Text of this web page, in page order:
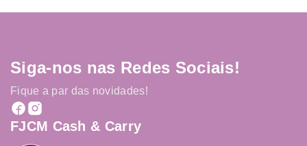
Siga-nos nas Redes Sociais!
Fique a par das novidades!
FJCM Cash & Carry